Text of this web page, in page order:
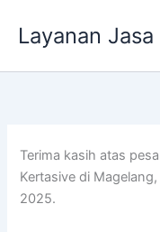
Layanan
Terima kasih atas
Kertasive di
2025.